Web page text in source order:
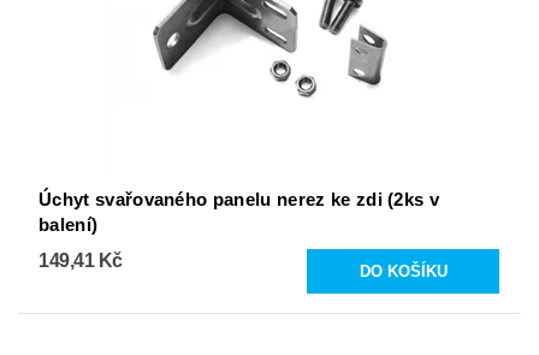
Úchyt svařovaného panelu nerez ke zdi (2ks v
balení)
149,41 Kč